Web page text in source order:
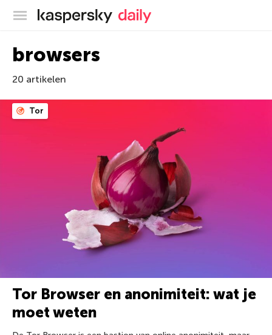
Kaspersky official blog
browsers
20 artikelen
Tor
Tor Browser en anonimiteit: wat je
moet weten